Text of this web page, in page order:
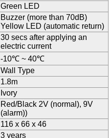
Green LED
Buzzer (more than 70dB)
Yellow LED (automatic return)
30 secs after applying an
electric current
-10℃ ~ 40℃
Wall Type
1.8m
Ivory
Red/Black 2V (normal), 9V
(alarm))
116 x 66 x 46
3 years